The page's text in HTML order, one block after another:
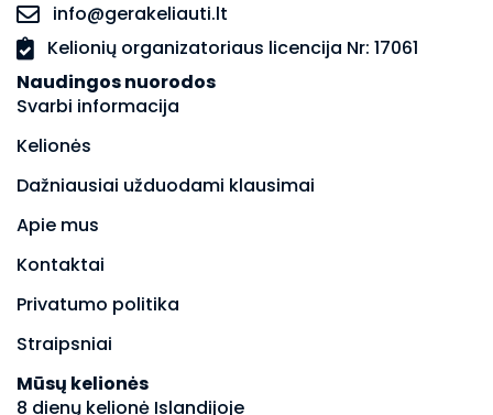
info@gerakeliauti.lt
Kelionių organizatoriaus licencija Nr: 17061
Naudingos nuorodos
Svarbi informacija
Kelionės
Dažniausiai užduodami klausimai
Apie mus
Kontaktai
Privatumo politika
Straipsniai
Mūsų kelionės
8 dienų kelionė Islandijoje